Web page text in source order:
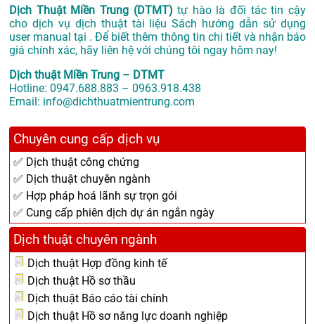
Dịch Thuật Miền Trung (DTMT) tự hào là đối tác tin cậy
cho dịch vụ dịch thuật tài liệu Sách hướng dẫn sử dụng
user manual tại . Để biết thêm thông tin chi tiết và nhận báo
giá chính xác, hãy liên hệ với chúng tôi ngay hôm nay!
Dịch thuật Miền Trung – DTMT
Hotline: 0947.688.883 – 0963.918.438
Email: info@dichthuatmientrung.com
Chuyên cung cấp dịch vụ
✅ Dịch thuật công chứng
✅ Dịch thuật chuyên ngành
✅ Hợp pháp hoá lãnh sự trọn gói
✅ Cung cấp phiên dịch dự án ngắn ngày
Dịch thuật chuyên ngành
Dịch thuật Hợp đồng kinh tế
Dịch thuật Hồ sơ thầu
Dịch thuật Báo cáo tài chính
Dịch thuật Hồ sơ năng lực doanh nghiệp